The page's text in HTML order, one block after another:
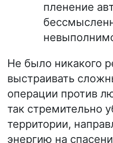
пленение
Не было никакого
выстраивать
операции против
так стремительно
территории,
энергию на